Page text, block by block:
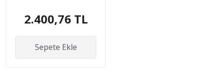
UPLINK 90W
DESKTOP SWITCH
2.400,76 TL
Sepete Ekle